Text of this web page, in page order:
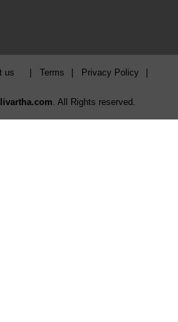
us Terms Privacy Policy
. All Rights reserved.